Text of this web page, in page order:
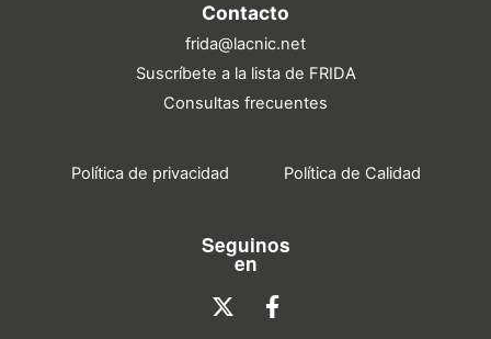
Contacto
frida@lacnic.net
Suscríbete a la lista de FRIDA
Consultas frecuentes
Seguinos
en
Política de privacidad Política de Calidad